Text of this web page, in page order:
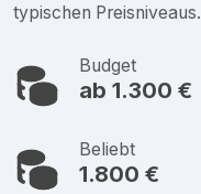
typischen Preisniveaus.
Budget
ab 1.300 €
Beliebt
1.800 €